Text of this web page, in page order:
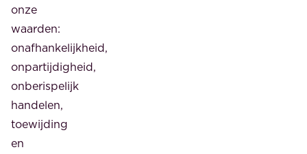
onze
waarden:
onafhankelijkheid,
onpartijdigheid,
onberispelijk
handelen,
toewijding
en